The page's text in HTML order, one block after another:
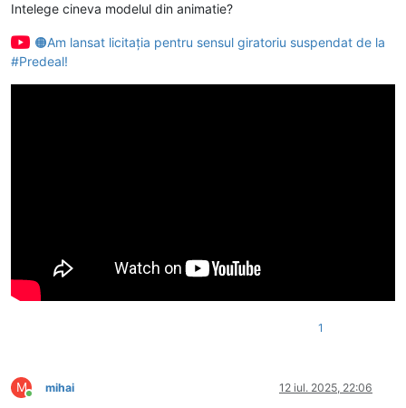
Intelege cineva modelul din animatie?
🟠Am lansat licitația pentru sensul giratoriu suspendat de la
#Predeal!
1
M
Conectat
mihai 12 iul. 2025, 22:06